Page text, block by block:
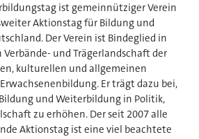
ist gemeinnütziger Verein
Aktionstag für Bildung und
Der Verein ist Bindeglied in
und Trägerlandschaft der
kulturellen und allgemeinen
Er trägt dazu bei,
und Weiterbildung in Politik,
zu erhöhen. Der seit 2007 alle
Aktionstag ist eine viel beachtete